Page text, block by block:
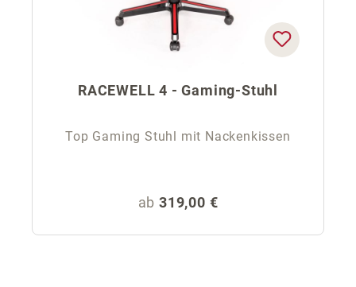
RACEWELL 4 - Gaming-Stuhl
Top Gaming Stuhl mit Nackenkissen
Regulärer Preis:
ab 319,00 €